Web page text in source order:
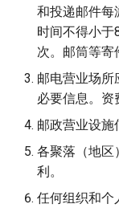
和投递邮件每
时间不得小于
次。邮筒等寄
邮电营业场所
必要信息。资
邮政营业设施
各聚落（地区
利。
任何组织和个